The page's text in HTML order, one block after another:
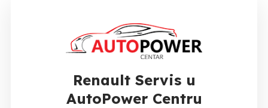
Renault Servis u
AutoPower Centru